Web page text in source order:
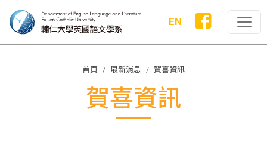
EN
首頁 最新消息 賀喜資訊
賀喜資訊